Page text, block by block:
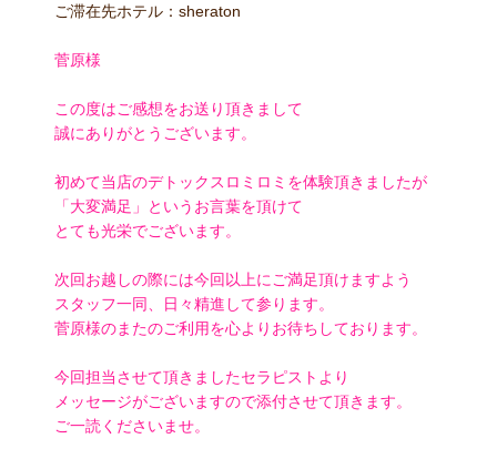
ご滞在先ホテル：sheraton
菅原様
この度はご感想をお送り頂きまして
誠にありがとうございます。
初めて当店のデトックスロミロミを体験頂きましたが
「大変満足」というお言葉を頂けて
とても光栄でございます。
次回お越しの際には今回以上にご満足頂けますよう
スタッフ一同、日々精進して参ります。
菅原様のまたのご利用を心よりお待ちしております。
今回担当させて頂きましたセラピストより
メッセージがございますので添付させて頂きます。
ご一読くださいませ。